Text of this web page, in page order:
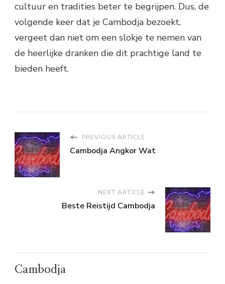
cultuur en tradities beter te begrijpen. Dus, de
volgende keer dat je Cambodja bezoekt,
vergeet dan niet om een slokje te nemen van
de heerlijke dranken die dit prachtige land te
bieden heeft.
PREVIOUS ARTICLE
Cambodja Angkor Wat
NEXT ARTICLE
Beste Reistijd Cambodja
Cambodja